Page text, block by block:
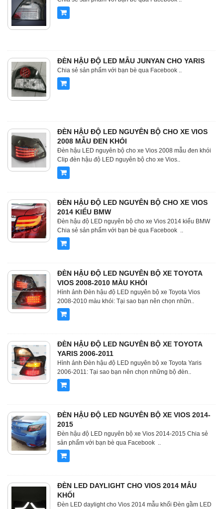
ĐÈN HẬU ĐỘ LED MẪU JUNYAN CHO YARIS
Chia sẻ sản phẩm với bạn bè qua Facebook ..
ĐÈN HẬU ĐỘ LED NGUYÊN BỘ CHO XE VIOS
2008 MẪU ĐEN KHÓI
Đèn hậu LED nguyên bộ cho xe Vios 2008 mẫu đen khói
Clip đèn hậu độ LED nguyên bộ cho xe Vios..
ĐÈN HẬU ĐỘ LED NGUYÊN BỘ CHO XE VIOS
2014 KIỂU BMW
Đèn hậu độ LED nguyên bộ cho xe Vios 2014 kiểu BMW
Chia sẻ sản phẩm với bạn bè qua Facebook ..
ĐÈN HẬU ĐỘ LED NGUYÊN BỘ XE TOYOTA
VIOS 2008-2010 MÀU KHÓI
Hình ảnh Đèn hậu độ LED nguyên bộ xe Toyota Vios
2008-2010 màu khói: Tại sao bạn nên chọn nhữn..
ĐÈN HẬU ĐỘ LED NGUYÊN BỘ XE TOYOTA
YARIS 2006-2011
Hình ảnh Đèn hậu độ LED nguyên bộ xe Toyota Yaris
2006-2011: Tại sao bạn nên chọn những bộ đèn..
ĐÈN HẬU ĐỘ LED NGUYÊN BỘ XE VIOS 2014-
2015
Đèn hậu độ LED nguyên bộ xe Vios 2014-2015 Chia sẻ
sản phẩm với bạn bè qua Facebook ..
ĐÈN LED DAYLIGHT CHO VIOS 2014 MẪU
KHỐI
Đèn LED daylight cho Vios 2014 mẫu khối Đèn gầm LED